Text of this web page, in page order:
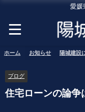
愛媛
ホーム お知らせ 陽城建設
ブログ
住宅ローンの論争